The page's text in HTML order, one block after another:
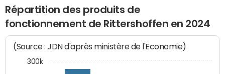
Répartition des produits de
fonctionnement de Rittershoffen en 2024
(Source : JDN d'après ministère de l'Economie)
300k